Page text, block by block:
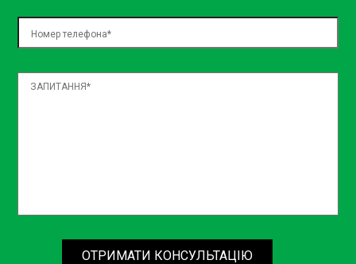
ОТРИМАТИ КОНСУЛЬТАЦІЮ